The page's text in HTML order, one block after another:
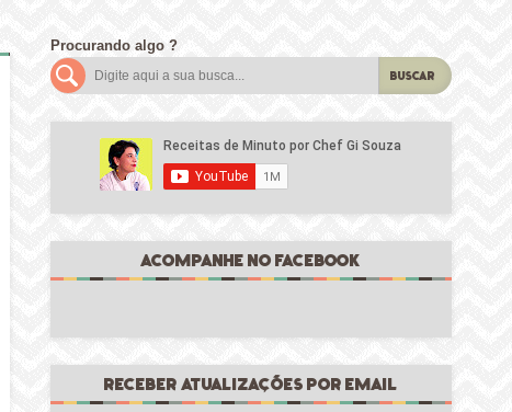
Procurando algo ?
BUSCAR
ACOMPANHE NO FACEBOOK
RECEBER ATUALIZAÇÕES POR EMAIL